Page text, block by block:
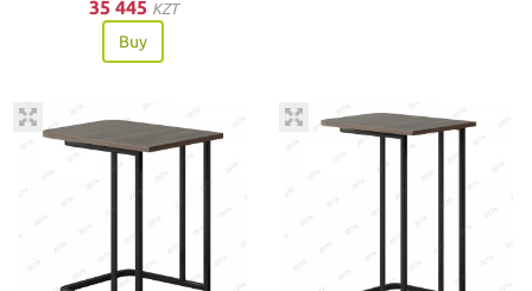
35 445 KZT
Buy